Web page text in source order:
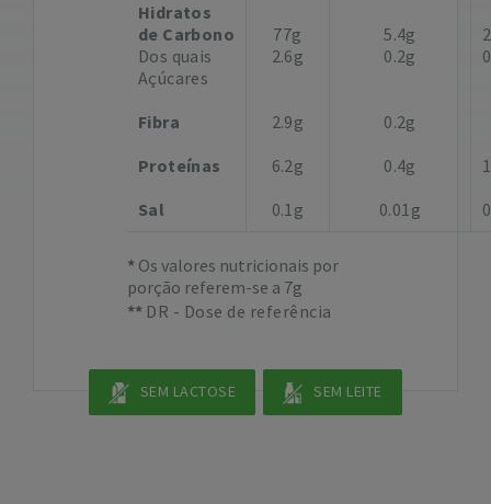
Hidratos
de Carbono
Dos quais
Açúcares
77g
2.6g
5.4g
0.2g
Fibra 2.9g
0.2g
Proteínas
6.2g 0.4g
Sal
0.1g 0.01g
Os valores nutricionais por
porção referem-se a 7g
DR - Dose de referência
SEM LACTOSE SEM LEITE